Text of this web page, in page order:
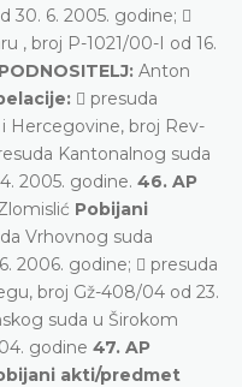
30. 6. 2005. godine; 
, broj P-1021/00-I od 16.
Anton
 presuda
Hercegovine, broj Rev-
Kantonalnog suda
2005. godine. 46. AP
Pobijani
Vrhovnog suda
2006. godine;  presuda
broj Gž-408/04 od 23.
suda u Širokom
godine 47. AP
akti/predmet